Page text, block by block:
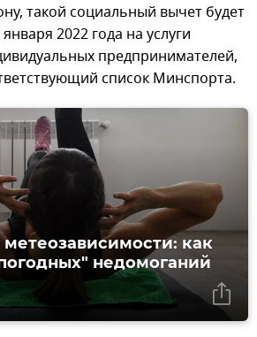
такой социальный вычет будет
2022 года на услуги
предпринимателей,
список Минспорта.
как
недомоганий